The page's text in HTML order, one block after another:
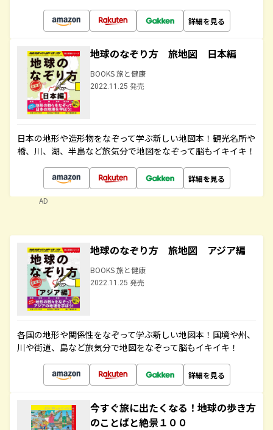
詳細を見る
地球のなぞり方 旅地図 日本編
BOOKS 旅と健康
2022.11.25 発売
日本の地形や造形物をなぞって学ぶ新しい地図本！観光名所や
橋、川、湖、半島など旅気分で地図をなぞって脳もイキイキ！
詳細を見る
AD
地球のなぞり方 旅地図 アジア編
BOOKS 旅と健康
2022.11.25 発売
各国の地形や関係性をなぞって学ぶ新しい地図本！国境や州、
川や街道、島など旅気分で地図をなぞって脳もイキイキ！
詳細を見る
今すぐ旅に出たくなる！地球の歩き方
のことばと絶景１００